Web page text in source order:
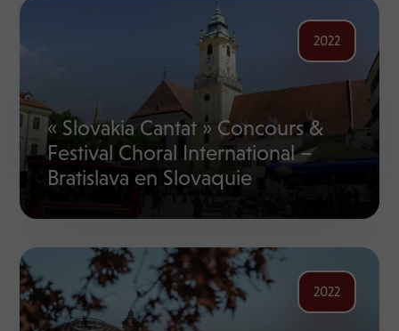
2022
« Slovakia Cantat » Concours &
Festival Choral International –
Bratislava en Slovaquie
2022